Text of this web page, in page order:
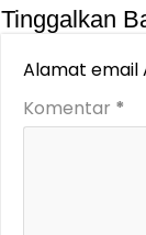
Tinggalkan
Alamat email
Komentar *